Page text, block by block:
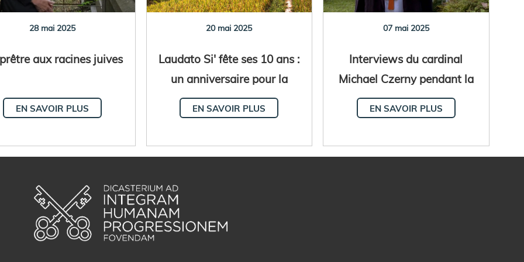
28 mai 2025
aux racines juives
EN SAVOIR PLUS
20 mai 2025
Laudato Si' fête ses 10 ans :
un anniversaire pour la
maison commune
EN SAVOIR PLUS
07 mai 2025
Interviews du cardinal
Michael Czerny pendant la
vacance du Saint-Siège
EN SAVOIR PLUS